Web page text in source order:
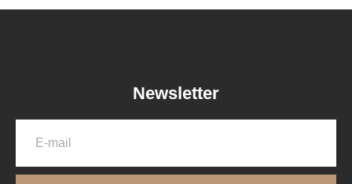
Newsletter